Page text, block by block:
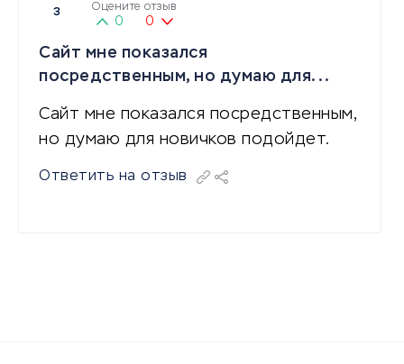
3 Оцените отзыв
0 0
Сайт мне показался
посредственным, но думаю для...
Сайт мне показался посредственным,
но думаю для новичков подойдет.
Ответить на отзыв